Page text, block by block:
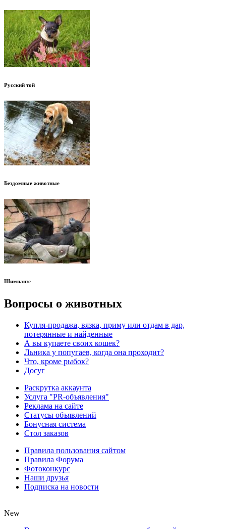
Русский той
Бездомные животные
Шимпанзе
Вопросы о животных
Купля-продажа, вязка, приму или отдам в дар,
потерянные и найденные
А вы купаете своих кошек?
Льника у попугаев, когда она проходит?
Что, кроме рыбок?
Досуг
Раскрутка аккаунта
Услуга "PR-объявления"
Реклама на сайте
Статусы объявлений
Бонусная система
Стол заказов
Правила пользования сайтом
Правила Форума
Фотоконкурс
Наши друзья
Подписка на новости
New